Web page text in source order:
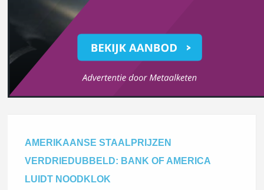
AMERIKAANSE STAALPRIJZEN
VERDRIEDUBBELD: BANK OF AMERICA
LUIDT NOODKLOK